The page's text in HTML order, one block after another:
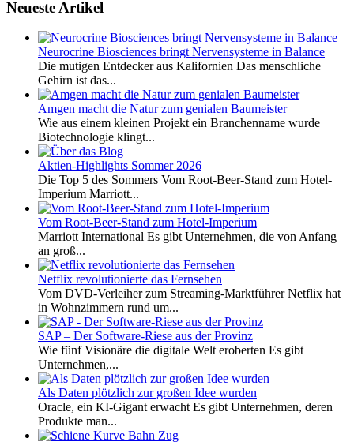
Neueste Artikel
Neurocrine Biosciences bringt Nervensysteme in Balance
Die mutigen Entdecker aus Kalifornien Das menschliche
Gehirn ist das...
Amgen macht die Natur zum genialen Baumeister
Wie aus einem kleinen Projekt ein Branchenname wurde
Biotechnologie klingt...
Aktien-Highlights Sommer 2026
Die Top 5 des Sommers Vom Root-Beer-Stand zum Hotel-
Imperium Marriott...
Vom Root-Beer-Stand zum Hotel-Imperium
Marriott International Es gibt Unternehmen, die von Anfang
an groß...
Netflix revolutionierte das Fernsehen
Vom DVD-Verleiher zum Streaming-Marktführer Netflix hat
in Wohnzimmern rund um...
SAP – Der Software-Riese aus der Provinz
Wie fünf Visionäre die digitale Welt eroberten Es gibt
Unternehmen,...
Als Daten plötzlich zur großen Idee wurden
Oracle, ein KI-Gigant erwacht Es gibt Unternehmen, deren
Produkte man...